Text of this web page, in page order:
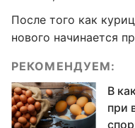
После того как
нового начинается
РЕКОМЕНДУЕМ:
В
при